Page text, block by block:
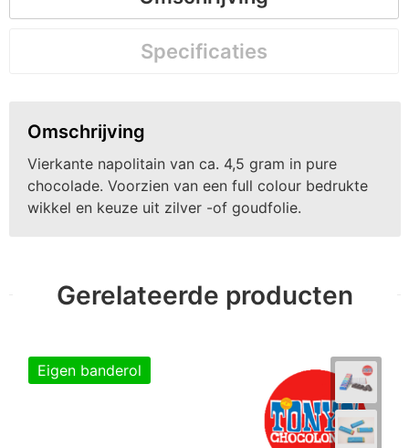
Specificaties
Omschrijving
Vierkante napolitain van ca. 4,5 gram in pure
chocolade. Voorzien van een full colour bedrukte
wikkel en keuze uit zilver -of goudfolie.
Gerelateerde producten
Eigen banderol